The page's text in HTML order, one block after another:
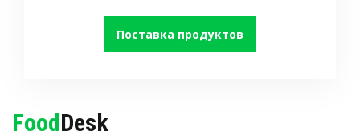
Поставка продуктов
FoodDesk